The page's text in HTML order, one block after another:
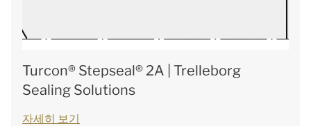
Turcon® Stepseal® 2A | Trelleborg
Sealing Solutions
자세히 보기